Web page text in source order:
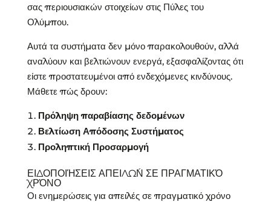
σας περιουσιακών στοιχείων στις Πύλες του
Ολύμπου.
Αυτά τα συστήματα δεν μόνο παρακολουθούν, αλλά
αναλύουν και βελτιώνουν ενεργά, εξασφαλίζοντας ότι
είστε προστατευμένοι από ενδεχόμενες κινδύνους.
Μάθετε πώς δρουν:
Πρόληψη παραβίασης δεδομένων
Βελτίωση Απόδοσης Συστήματος
Προληπτική Προσαρμογή
ΕΙΔΟΠΟΙΉΣΕΙΣ ΑΠΕΙΛΏΝ ΣΕ ΠΡΑΓΜΑΤΙΚΌ
ΧΡΌΝΟ
Οι ενημερώσεις για απειλές σε πραγματικό χρόνο